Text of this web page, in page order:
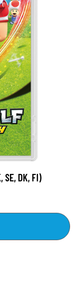
SE, DK, FI)